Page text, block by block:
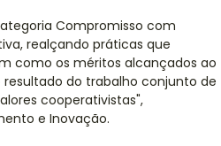
Compromisso com
realçando práticas que
como os méritos alcançados ao
do trabalho conjunto de
cooperativistas",
e Inovação.